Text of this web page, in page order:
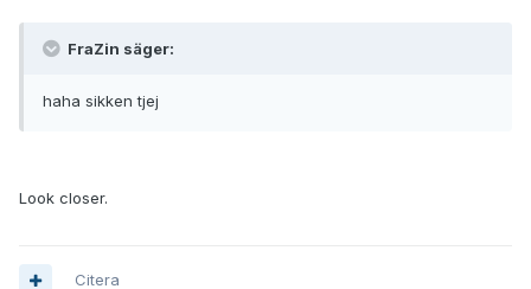
FraZin säger:
haha sikken tjej
Look closer.
Citera